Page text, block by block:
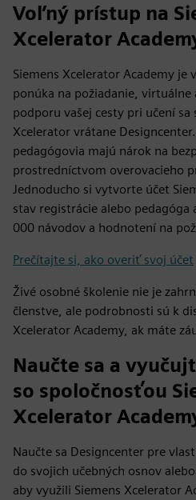
Voľný prístup na
Xcelerator
Siemens Xcelerator Academy
ponúka na požiadanie, virtuálne
podporu vašej cesty pri učení sa
Xcelerator vrátane
pedagógovia majú nárok na
prostredníctvom overovacieho
Jednoducho si vytvorte účet
stav registrácie alebo pedagóga
000 návodov a hodnotení na
Prečítajte si, ako overiť svoj účet
Živé osobné školenie nie je
členstve, ale podrobnosti sú k
Xcelerator Academy, ak máte
Naučte sa a
so spoločnosťou
Xcelerator
Naučte sa Designcenter pre
do svojich učebných osnov
aby využili Siemens Xcelerator